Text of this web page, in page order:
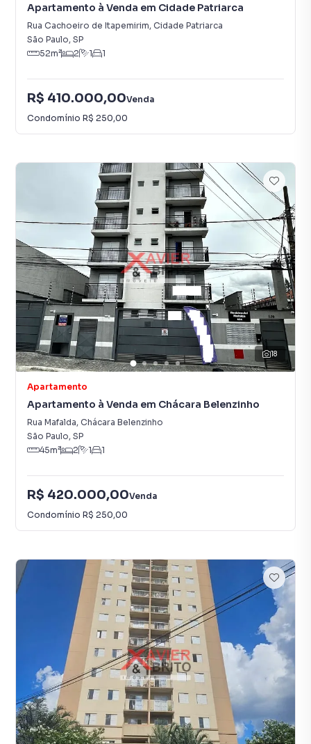
Apartamento à Venda em Cidade Patriarca
Rua Cachoeiro de Itapemirim, Cidade Patriarca
São Paulo, SP
52m² 2 1 1
R$ 410.000,00Venda
Condomínio R$ 250,00
18
Apartamento
Apartamento à Venda em Chácara Belenzinho
Rua Mafalda, Chácara Belenzinho
São Paulo, SP
45m² 2 1 1
R$ 420.000,00Venda
Condomínio R$ 250,00